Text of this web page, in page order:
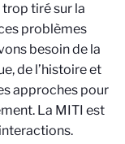
tiré sur la
problèmes
besoin de la
de l’histoire et
approches pour
La MITI est